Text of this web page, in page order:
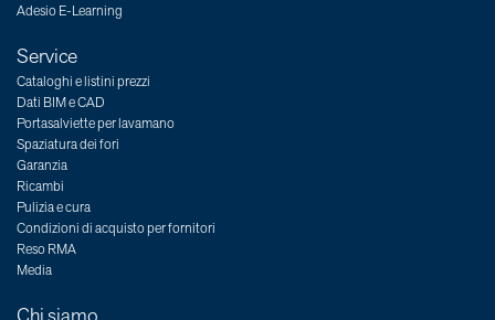
Adesio E-Learning
Service
Cataloghi e listini prezzi
Dati BIM e CAD
Portasalviette per lavamano
Spaziatura dei fori
Garanzia
Ricambi
Pulizia e cura
Condizioni di acquisto per fornitori
Reso RMA
Media